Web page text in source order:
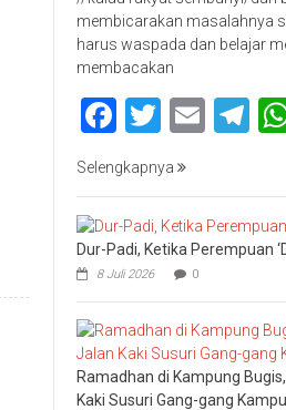
membicarakan masalahnya
harus waspada dan belajar
membacakan
Facebook
Twitter
Selengkapnya
Dur-Padi, Ketika Perempuan
8 Juli 2026 0
Ramadhan di Kampung
Kaki Susuri Gang-gang